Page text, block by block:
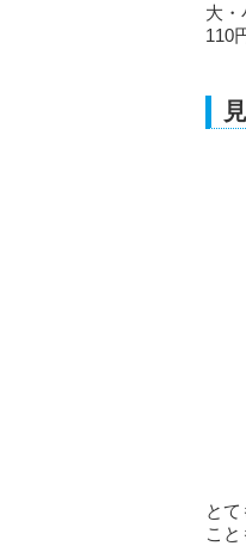
大・
110
と
こ